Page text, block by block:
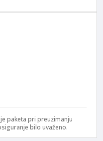
paketa pri preuzimanju
bilo uvaženo.